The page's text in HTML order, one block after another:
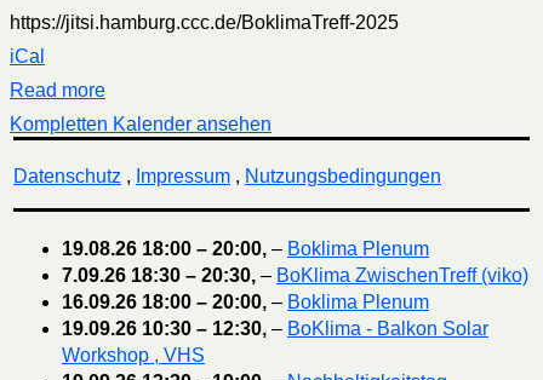
https://jitsi.hamburg.ccc.de/BoklimaTreff-2025
iCal
Read more
Kompletten Kalender ansehen
Datenschutz , Impressum, Nutzungsbedingungen
19.08.26 18:00 – 20:00, – Boklima Plenum
7.09.26 18:30 – 20:30, – BoKlima ZwischenTreff (viko)
16.09.26 18:00 – 20:00, – Boklima Plenum
19.09.26 10:30 – 12:30, – BoKlima - Balkon Solar
Workshop , VHS